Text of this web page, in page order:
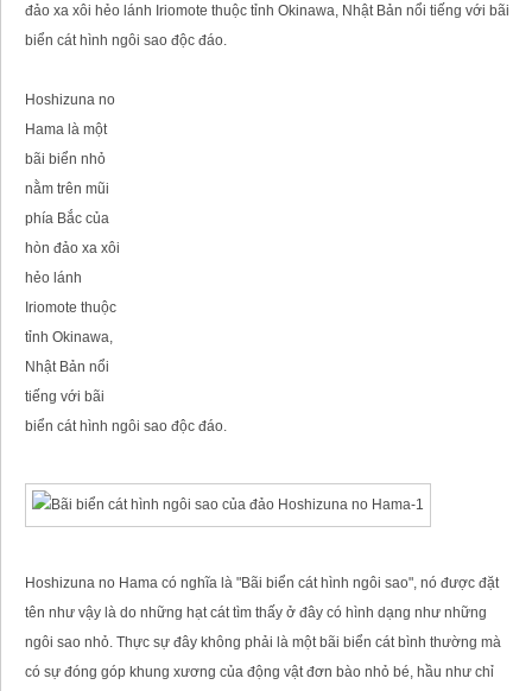
đảo xa xôi hẻo lánh Iriomote thuộc tỉnh Okinawa, Nhật Bản nổi tiếng với bãi
biển cát hình ngôi sao độc đáo.
Hoshizuna no
Hama là một
bãi biển nhỏ
nằm trên mũi
phía Bắc của
hòn đảo xa xôi
hẻo lánh
Iriomote thuộc
tỉnh Okinawa,
Nhật Bản nổi
tiếng với bãi
biển cát hình ngôi sao độc đáo.
Hoshizuna no Hama có nghĩa là "Bãi biển cát hình ngôi sao", nó được đặt
tên như vậy là do những hạt cát tìm thấy ở đây có hình dạng như những
ngôi sao nhỏ. Thực sự đây không phải là một bãi biển cát bình thường mà
có sự đóng góp khung xương của động vật đơn bào nhỏ bé, hầu như chỉ